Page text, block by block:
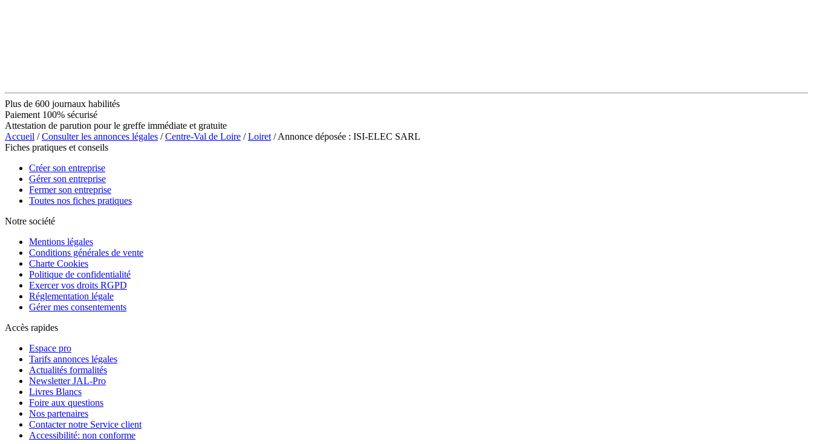
Plus de 600 journaux habilités
Paiement 100% sécurisé
Attestation de parution pour le greffe immédiate et gratuite
Accueil /Consulter les annonces légales /Centre-Val de Loire /Loiret / Annonce déposée : ISI-ELEC SARL
Fiches pratiques et conseils
Créer son entreprise
Gérer son entreprise
Fermer son entreprise
Toutes nos fiches pratiques
Notre société
Mentions légales
Conditions générales de vente
Charte Cookies
Politique de confidentialité
Exercer vos droits RGPD
Réglementation légale
Gérer mes consentements
Accès rapides
Espace pro
Tarifs annonces légales
Actualités formalités
Newsletter JAL-Pro
Livres Blancs
Foire aux questions
Nos partenaires
Contacter notre Service client
Accessibilité: non conforme